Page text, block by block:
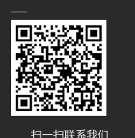
扫一扫联系我们